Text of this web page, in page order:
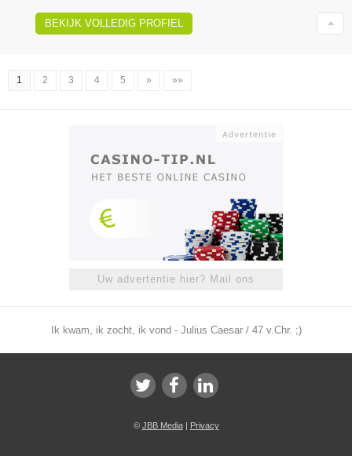
BEKIJK VOLLEDIG PROFIEL
1 2 3 4 5 » »»
Uw advertentie hier? Mail ons
Ik kwam, ik zocht, ik vond - Julius Caesar / 47 v.Chr. ;)
© JBB Media| Privacy